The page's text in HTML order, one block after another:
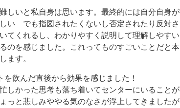
しいと私自身は思います。最終的には自分自
い でも指図されたくないし否定されたり反対
てくれるし、わかりやすく説明して理解しやす
のを感じました。これってものすごいことだと本
ます。
飲んだ直後から効果を感じました！
しかった思考も落ち着いてセンターにいること
っと悲しみややる気のなさが浮上してきました